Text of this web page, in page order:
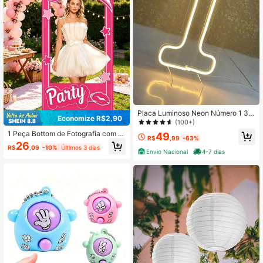
Economize R$2,90
1 Peça Bottom de Fotografia com M
oldura Rosa 180*90cm, Decoração
de Bottom com Moldura de Dama R
R$26 ,09 -10% Últimos 3 dias
Placa Luminoso Neon Número 1 30
cm
(100+)
R$49 ,99 -63%
Envio Nacional
4-7 dias